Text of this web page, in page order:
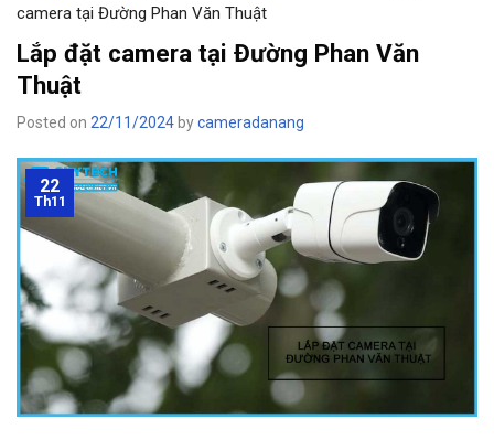
camera tại Đường Phan Văn Thuật
Lắp đặt camera tại Đường Phan Văn
Thuật
Posted on 22/11/2024 bycameradanang
22
Th11